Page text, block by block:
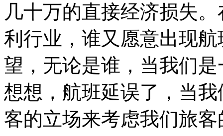
几十万的直接经济损失
利行业，谁又愿意出现
望，无论是谁，当我们
想想，航班延误了，当
客的立场来考虑我们旅